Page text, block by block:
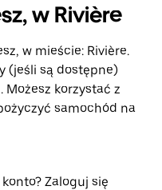
w Rivière
w mieście: Rivière.
(jeśli są dostępne)
Możesz korzystać z
samochód na
Zaloguj się